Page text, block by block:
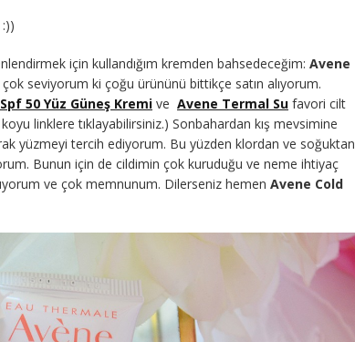
için kullandığım kremden bahsedeceğim: Avene
seviyorum ki çoğu ürününü bittikçe satın alıyorum.
50 Yüz Güneş Kremi ve Avene Termal Su favori cilt
linklere tıklayabilirsiniz.) Sonbahardan kış mevsimine
yüzmeyi tercih ediyorum. Bu yüzden klordan ve soğuktan
Bunun için de cildimin çok kuruduğu ve neme ihtiyaç
ve çok memnunum. Dilerseniz hemen Avene Cold